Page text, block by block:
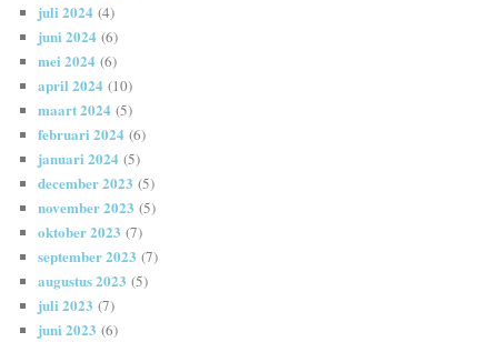
juli 2024 (4)
juni 2024 (6)
mei 2024 (6)
april 2024 (10)
maart 2024 (5)
februari 2024 (6)
januari 2024 (5)
december 2023 (5)
november 2023 (5)
oktober 2023 (7)
september 2023 (7)
augustus 2023 (5)
juli 2023 (7)
juni 2023 (6)